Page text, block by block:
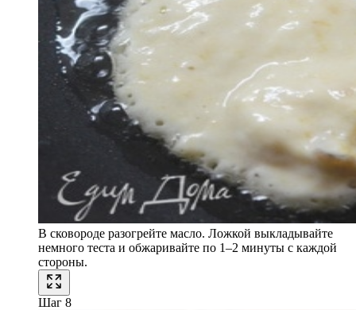
В сковороде разогрейте масло. Ложкой выкладывайте
немного теста и обжаривайте по 1–2 минуты с каждой
стороны.
Шаг 8